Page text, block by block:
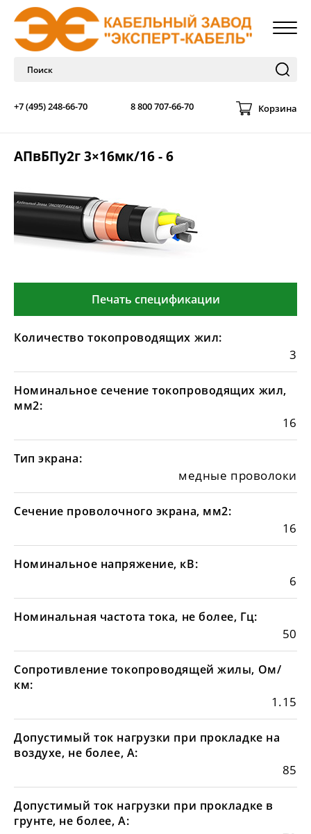
+7 (495) 248-66-70 8 800 707-66-70 Корзина
АПвБПу2г 3×16мк/16 - 6
Печать спецификации
Количество токопроводящих жил:
3
Номинальное сечение токопроводящих жил,
мм2:
16
Тип экрана:
медные проволоки
Сечение проволочного экрана, мм2:
16
Номинальное напряжение, кВ:
6
Номинальная частота тока, не более, Гц:
50
Сопротивление токопроводящей жилы, Ом/
км:
1.15
Допустимый ток нагрузки при прокладке на
воздухе, не более, А:
85
Допустимый ток нагрузки при прокладке в
грунте, не более, А: